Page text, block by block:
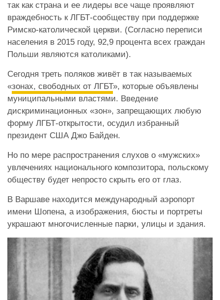
так как страна и ее лидеры все чаще проявляют
враждебность к ЛГБТ-сообществу при поддержке
Римско-католической церкви. (Согласно переписи
населения в 2015 году, 92,9 процента всех граждан
Польши являются католиками).
Сегодня треть поляков живёт в так называемых
«зонах, свободных от ЛГБТ», которые объявлены
муниципальными властями. Введение
дискриминационных «зон», запрещающих любую
форму ЛГБТ-открытости, осудил избранный
президент США Джо Байден.
Но по мере распространения слухов о «мужских»
увлечениях национального композитора, польскому
обществу будет непросто скрыть его от глаз.
В Варшаве находится международный аэропорт
имени Шопена, а изображения, бюсты и портреты
украшают многочисленные парки, улицы и здания.